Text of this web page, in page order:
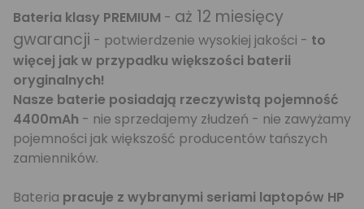
Bateria klasy PREMIUM - aż 12 miesięcy
gwarancji - potwierdzenie wysokiej jakości - to
więcej jak w przypadku większości baterii
oryginalnych!
Nasze baterie posiadają rzeczywistą pojemność
4400mAh - nie sprzedajemy złudzeń - nie zawyżamy
pojemności jak większość producentów tańszych
zamienników.
Bateria pracuje z wybranymi seriami laptopów HP